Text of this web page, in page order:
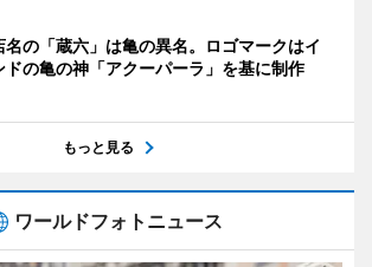
名の「蔵六」は亀の異名。ロゴマークはイ
ドの亀の神「アクーパーラ」を基に制作
もっと見る
ワールドフォトニュース